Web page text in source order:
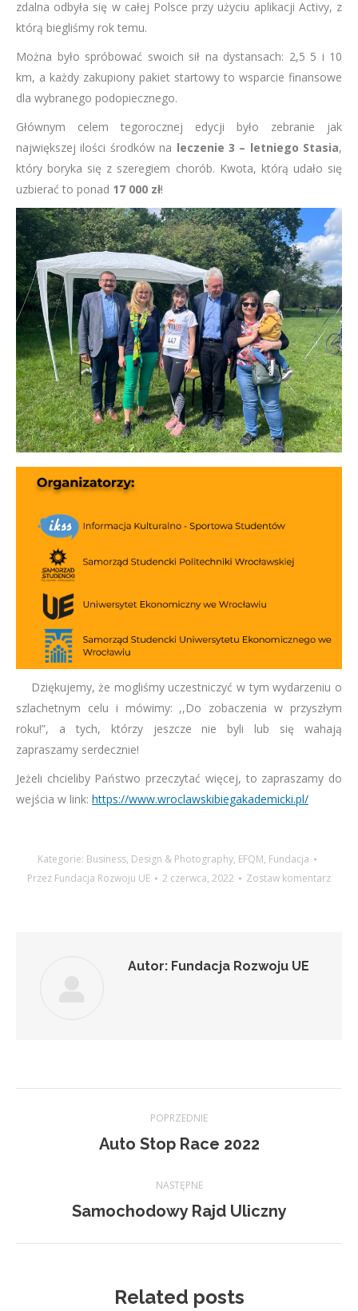
zdalna odbyła się w całej Polsce przy użyciu aplikacji Activy, z
którą biegliśmy rok temu.
Można było spróbować swoich sił na dystansach: 2,5 5 i 10
km, a każdy zakupiony pakiet startowy to wsparcie finansowe
dla wybranego podopiecznego.
Głównym celem tegorocznej edycji było zebranie jak
największej ilości środków na leczenie 3 – letniego Stasia,
który boryka się z szeregiem chorób. Kwota, którą udało się
uzbierać to ponad 17 000 zł!
Dziękujemy, że mogliśmy uczestniczyć w tym wydarzeniu o
szlachetnym celu i mówimy: ,,Do zobaczenia w przyszłym
roku!”, a tych, którzy jeszcze nie byli lub się wahają
zapraszamy serdecznie!
Jeżeli chcieliby Państwo przeczytać więcej, to zapraszamy do
wejścia w link: https://www.wroclawskibiegakademicki.pl/
Kategorie: Business, Design & Photography, EFQM, Fundacja
Przez Fundacja Rozwoju UE 2 czerwca, 2022 Zostaw komentarz
Autor: Fundacja Rozwoju UE
wpisów
POPRZEDNIE
Poprzedni
Auto Stop Race 2022
NASTĘPNE
Następny
Samochodowy Rajd Uliczny
Related posts